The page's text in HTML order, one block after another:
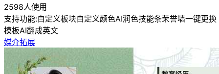
2598人使用
支持功能:自定义板块自定义颜色AI润色技能条荣誉墙一键更换
模板AI翻成英文
媒介拓展